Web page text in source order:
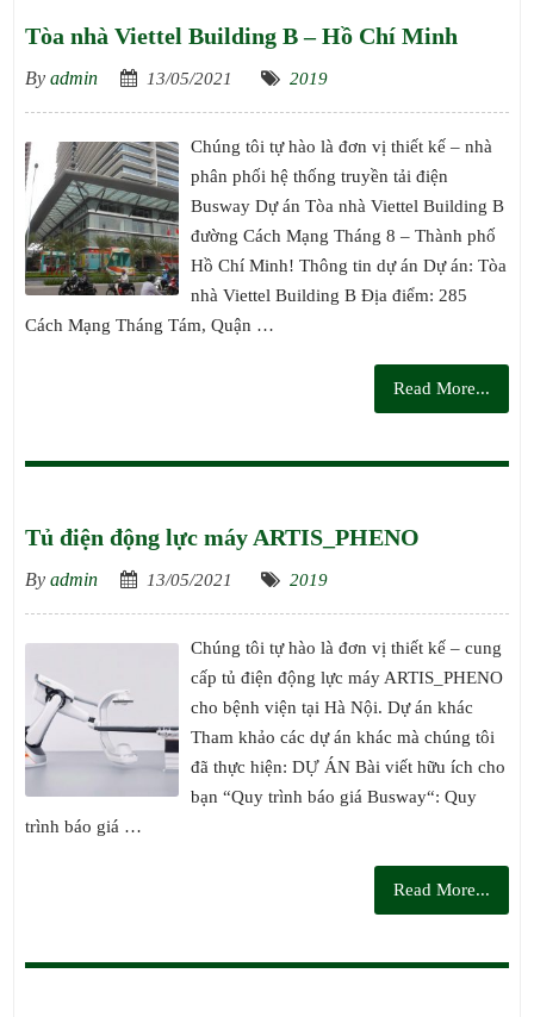
Tòa nhà Viettel Building B – Hồ Chí Minh
By admin 13/05/2021 2019
Chúng tôi tự hào là đơn vị thiết kế – nhà
phân phối hệ thống truyền tải điện
Busway Dự án Tòa nhà Viettel Building B
đường Cách Mạng Tháng 8 – Thành phố
Hồ Chí Minh! Thông tin dự án Dự án: Tòa
nhà Viettel Building B Địa điểm: 285
Cách Mạng Tháng Tám, Quận …
Read More...
Tủ điện động lực máy ARTIS_PHENO
By admin 13/05/2021 2019
Chúng tôi tự hào là đơn vị thiết kế – cung
cấp tủ điện động lực máy ARTIS_PHENO
cho bệnh viện tại Hà Nội. Dự án khác
Tham khảo các dự án khác mà chúng tôi
đã thực hiện: DỰ ÁN Bài viết hữu ích cho
bạn “Quy trình báo giá Busway“: Quy
trình báo giá …
Read More...